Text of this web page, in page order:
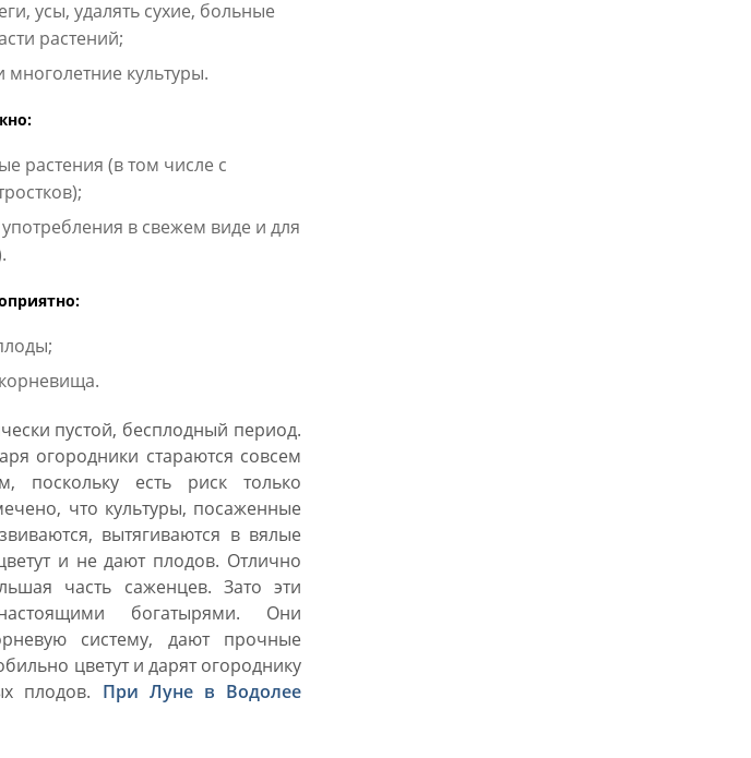
усы, удалять сухие, больные
растений;
культуры.
растения (в том числе с
в свежем виде и для
пустой, бесплодный период.
огородники стараются совсем
поскольку есть риск только
что культуры, посаженные
вытягиваются в вялые
и не дают плодов. Отлично
часть саженцев. Зато эти
богатырями. Они
систему, дают прочные
цветут и дарят огороднику
плодов. При Луне в Водолее